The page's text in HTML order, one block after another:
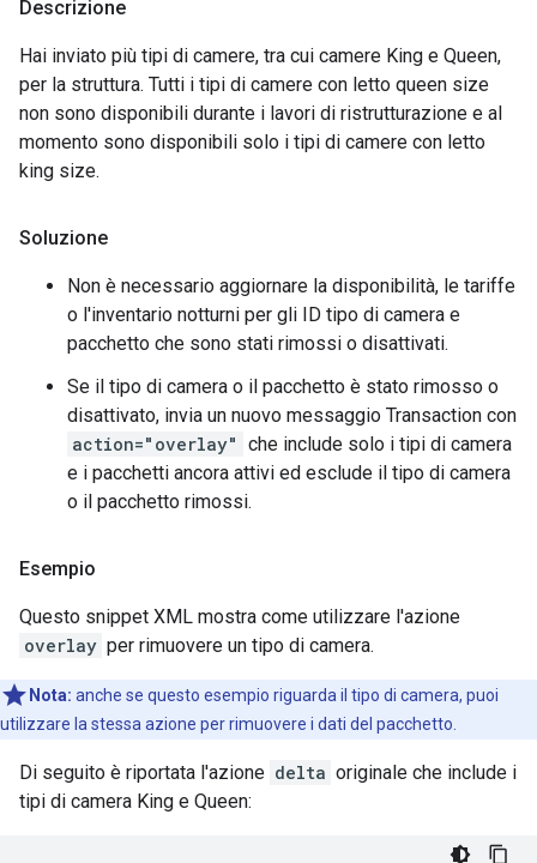
Descrizione
Hai inviato più tipi di camere, tra cui camere King e Queen,
per la struttura. Tutti i tipi di camere con letto queen size
non sono disponibili durante i lavori di ristrutturazione e al
momento sono disponibili solo i tipi di camere con letto
king size.
Soluzione
Non è necessario aggiornare la disponibilità, le tariffe
o l'inventario notturni per gli ID tipo di camera e
pacchetto che sono stati rimossi o disattivati.
Se il tipo di camera o il pacchetto è stato rimosso o
disattivato, invia un nuovo messaggio Transaction con
action="overlay" che include solo i tipi di camera
e i pacchetti ancora attivi ed esclude il tipo di camera
o il pacchetto rimossi.
Esempio
Questo snippet XML mostra come utilizzare l'azione
overlay per rimuovere un tipo di camera.
Nota: anche se questo esempio riguarda il tipo di camera, puoi
utilizzare la stessa azione per rimuovere i dati del pacchetto.
Di seguito è riportata l'azione delta originale che include i
tipi di camera King e Queen: